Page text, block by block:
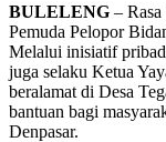
BULELENG –
Pemuda Pelopor
Melalui inisiatif
juga selaku Ketua
beralamat di Desa
bantuan bagi
Denpasar.